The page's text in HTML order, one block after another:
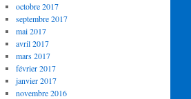
octobre 2017
septembre 2017
mai 2017
avril 2017
mars 2017
février 2017
janvier 2017
novembre 2016